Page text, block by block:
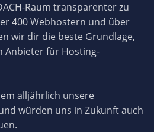
Raum transparenter zu
400 Webhostern und über
wir dir die beste Grundlage,
Anbieter für Hosting-
alljährlich unsere
würden uns in Zukunft auch